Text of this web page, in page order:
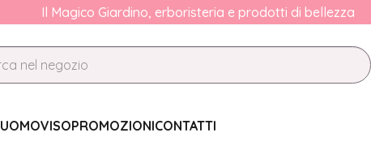
Il Magico Giardino, erboristeria e prodotti di bellezza
UOMOVISOPROMOZIONICONTATTI